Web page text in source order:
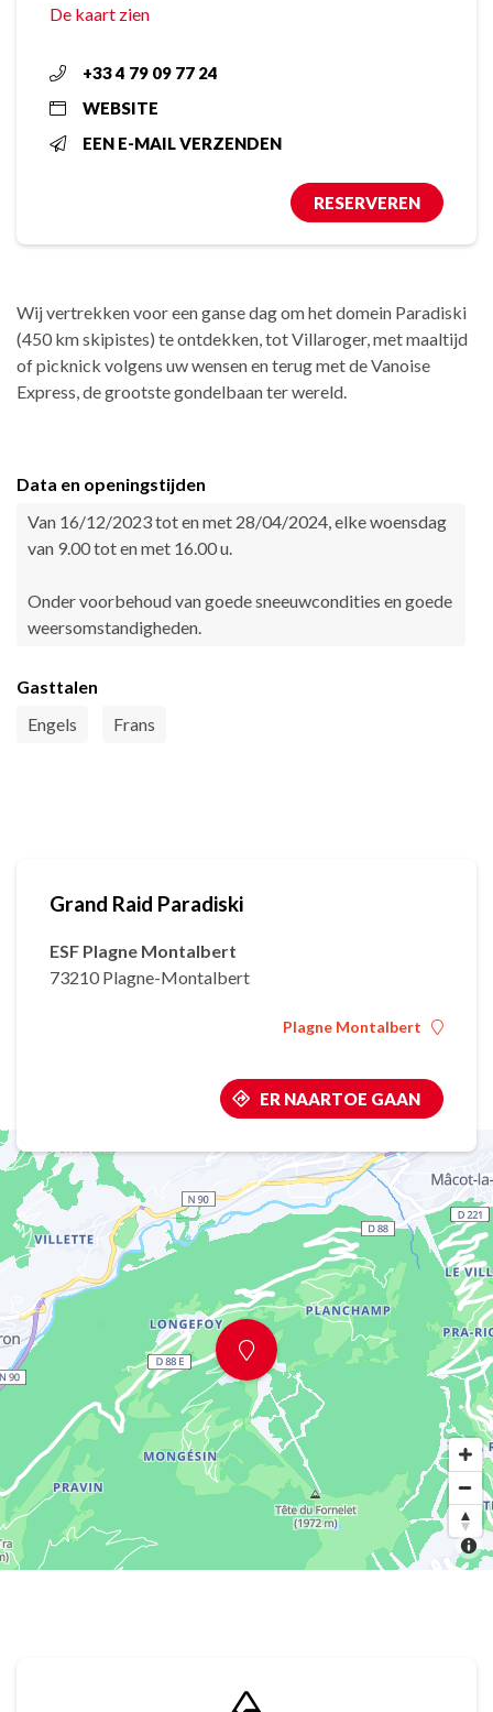
De kaart zien
+33 4 79 09 77 24
WEBSITE
EEN E-MAIL VERZENDEN
RESERVEREN
Wij vertrekken voor een ganse dag om het domein Paradiski
(450 km skipistes) te ontdekken, tot Villaroger, met maaltijd
of picknick volgens uw wensen en terug met de Vanoise
Express, de grootste gondelbaan ter wereld.
Data en openingstijden
Van 16/12/2023 tot en met 28/04/2024, elke woensdag
van 9.00 tot en met 16.00 u.
Onder voorbehoud van goede sneeuwcondities en goede
weersomstandigheden.
Gasttalen
Engels
Frans
Grand Raid Paradiski
ESF Plagne Montalbert
73210 Plagne-Montalbert
Plagne Montalbert
ER NAARTOE GAAN